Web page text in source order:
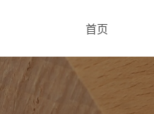
首页